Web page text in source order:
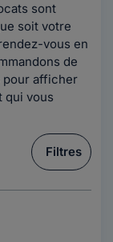
sont
soit votre
vous en
de
afficher
qui vous
Filtres